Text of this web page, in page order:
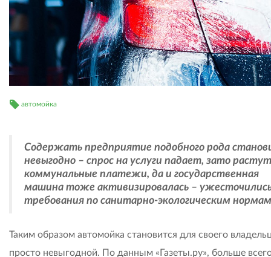
автомойка
Содержать предприятие подобного рода
невыгодно – спрос на услуги падает, зато растут
коммунальные платежи, да и государственная
машина тоже активизировалась –
требования по санитарно-экологическим нормам
Таким образом автомойка становится для своего
просто невыгодной. По данным «Газеты.ру», больше